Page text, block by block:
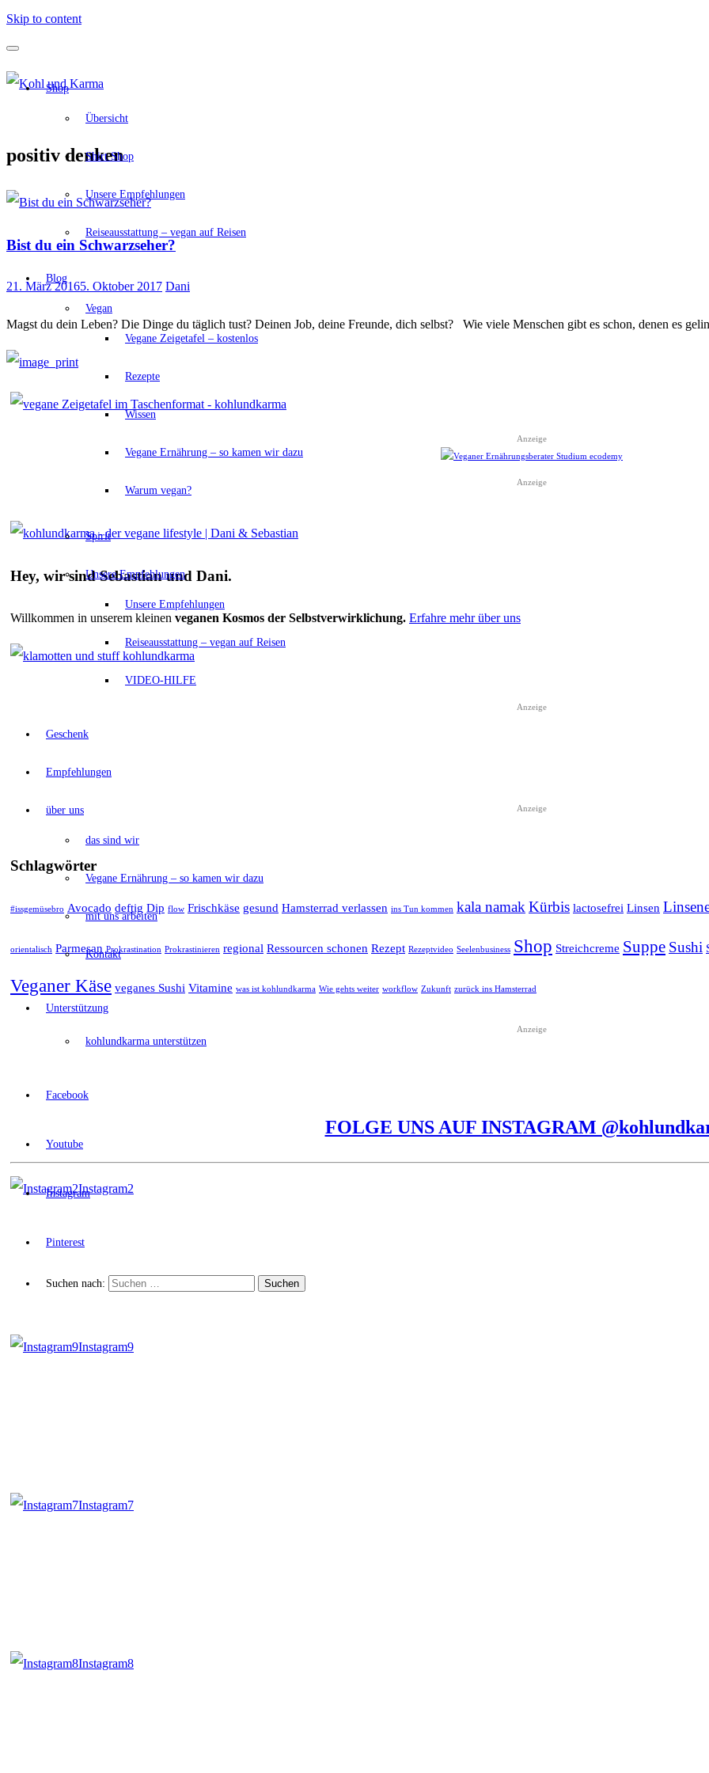
Skip to content
Shop
Übersicht
Shirt Shop
Unsere Empfehlungen
Reiseausstattung – vegan auf Reisen
Blog
Vegan
Vegane Zeigetafel – kostenlos
Rezepte
Wissen
Vegane Ernährung – so kamen wir dazu
Warum vegan?
Spirit
Unsere Empfehlungen
Unsere Empfehlungen
Reiseausstattung – vegan auf Reisen
VIDEO-HILFE
Geschenk
Empfehlungen
über uns
das sind wir
Vegane Ernährung – so kamen wir dazu
mit uns arbeiten
Kontakt
Unterstützung
kohlundkarma unterstützen
Facebook
Youtube
Instagram
Pinterest
Suchen nach:
positiv denken
Bist du ein Schwarzseher?
21. März 20165. Oktober 2017 Dani
Magst du dein Leben? Die Dinge du täglich tust? Deinen Job, deine Freunde, dich selbst? Wie viele Menschen gibt es schon, denen es
Anzeige
Anzeige
Hey, wir sind Sebastian und Dani.
Willkommen in unserem kleinen veganen Kosmos der Selbstverwirklichung. Erfahre mehr über uns
Anzeige
Anzeige
Schlagwörter
#issgemüsebro Avocado deftig Dip flow Frischkäse gesund Hamsterrad verlassen ins Tun kommen kala namak Kürbis lactosefrei Linsen
orientalisch Parmesan Prokrastination Prokrastinieren regional Ressourcen schonen Rezept Rezeptvideo Seelenbusiness Shop Streichcreme Suppe Sushi
Veganer Käse veganes Sushi Vitamine was ist kohlundkarma Wie gehts weiter workflow Zukunft zurück ins Hamsterrad
Anzeige
FOLGE UNS AUF INSTAGRAM
Instagram2
Instagram9
Instagram7
Instagram8